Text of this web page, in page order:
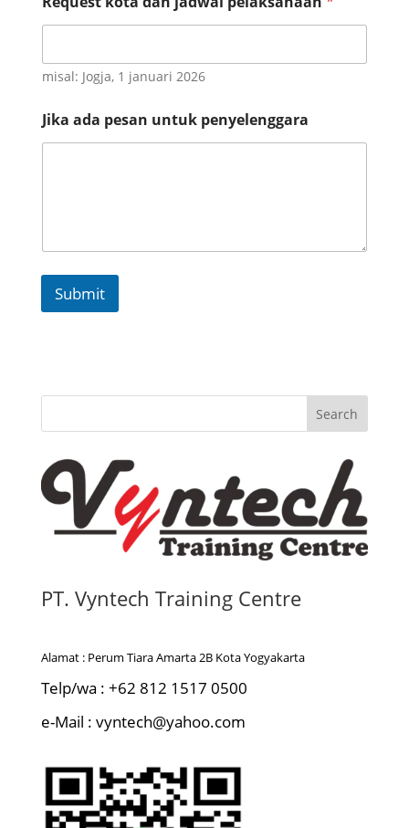
misal: Jogja, 1 januari 2026
Jika ada pesan untuk penyelenggara
Submit
Search
PT. Vyntech Training Centre
Alamat : Perum Tiara Amarta 2B Kota Yogyakarta
Telp/wa : +62 812 1517 0500
e-Mail : vyntech@yahoo.com